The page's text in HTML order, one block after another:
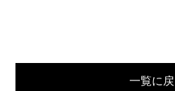
一覧に